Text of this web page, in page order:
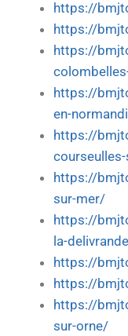
https://
https://
https://
https://
en-
https://
https://
sur-mer/
https://
la-
https://
https://
https://
sur-orne/